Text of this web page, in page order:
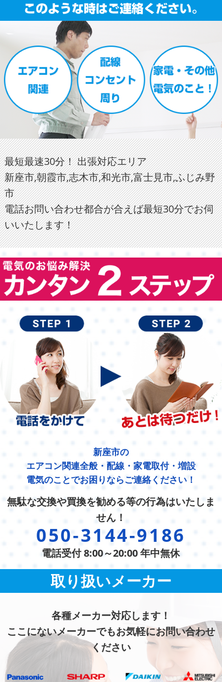
最短最速30分！ 出張対応エリア
新座市,朝霞市,志木市,和光市,富士見市,ふじみ野
市
電話お問い合わせ都合が合えば最短30分でお伺
いいたします！
新座市の
エアコン関連全般・配線・家電取付・増設
電気のことでお困りならご連絡ください！
無駄な交換や買換を勧める等の行為はいたしま
せん！
050-3144-9186
電話受付 8:00～20:00 年中無休
取り扱いメーカー
各種メーカー対応します！
ここにないメーカーでもお気軽にお問い合わせ
ください